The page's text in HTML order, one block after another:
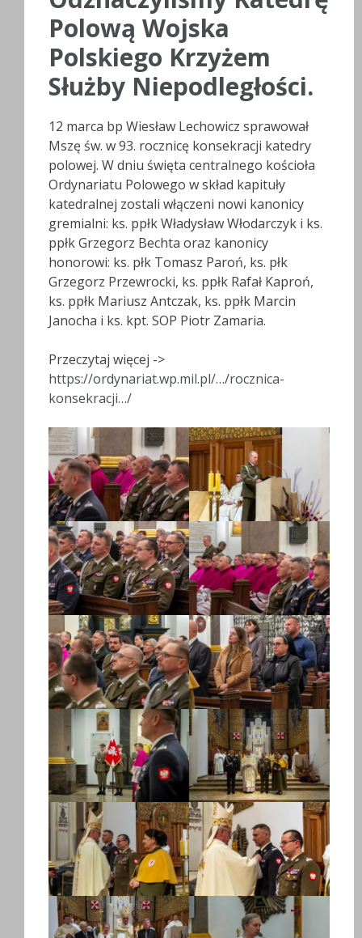
Polową Wojska
Polskiego Krzyżem
Służby Niepodległości.
12 marca bp Wiesław Lechowicz sprawował
Mszę św. w 93. rocznicę konsekracji katedry
polowej. W dniu święta centralnego kościoła
Ordynariatu Polowego w skład kapituły
katedralnej zostali włączeni nowi kanonicy
gremialni: ks. ppłk Władysław Włodarczyk i ks.
ppłk Grzegorz Bechta oraz kanonicy
honorowi: ks. płk Tomasz Paroń, ks. płk
Grzegorz Przewrocki, ks. ppłk Rafał Kaproń,
ks. ppłk Mariusz Antczak, ks. ppłk Marcin
Janocha i ks. kpt. SOP Piotr Zamaria.
Przeczytaj więcej ->
https://ordynariat.wp.mil.pl/…/rocznica-
konsekracji…/